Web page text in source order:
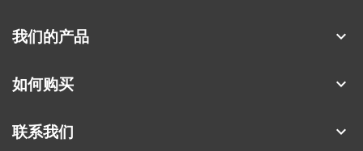
可持续发展
新闻稿
expand_more
我们的产品
会议摄像头
expand_more
如何购买
expand_more
联系我们